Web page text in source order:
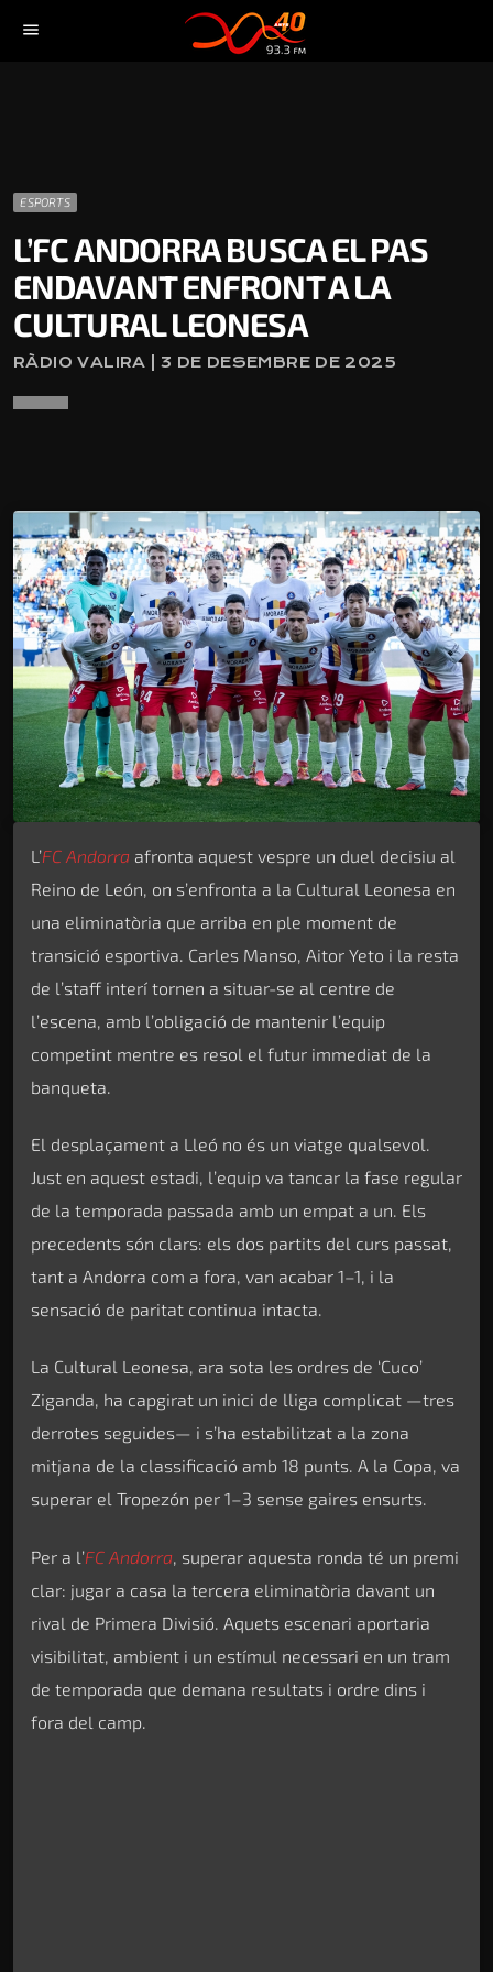
menu
ESPORTS
L’FC ANDORRA BUSCA EL PAS
ENDAVANT ENFRONT A LA
CULTURAL LEONESA
RÀDIO VALIRA | 3 DE DESEMBRE DE 2025
L’FC Andorra afronta aquest vespre un duel decisiu al
Reino de León, on s’enfronta a la Cultural Leonesa en
una eliminatòria que arriba en ple moment de
transició esportiva. Carles Manso, Aitor Yeto i la resta
de l’staff interí tornen a situar-se al centre de
l’escena, amb l’obligació de mantenir l’equip
competint mentre es resol el futur immediat de la
banqueta.
El desplaçament a Lleó no és un viatge qualsevol.
Just en aquest estadi, l’equip va tancar la fase regular
de la temporada passada amb un empat a un. Els
precedents són clars: els dos partits del curs passat,
tant a Andorra com a fora, van acabar 1–1, i la
sensació de paritat continua intacta.
La Cultural Leonesa, ara sota les ordres de ‘Cuco’
Ziganda, ha capgirat un inici de lliga complicat —tres
derrotes seguides— i s’ha estabilitzat a la zona
mitjana de la classificació amb 18 punts. A la Copa, va
superar el Tropezón per 1–3 sense gaires ensurts.
Per a l’FC Andorra , superar aquesta ronda té un premi
clar: jugar a casa la tercera eliminatòria davant un
rival de Primera Divisió. Aquets escenari aportaria
visibilitat, ambient i un estímul necessari en un tram
de temporada que demana resultats i ordre dins i
fora del camp.